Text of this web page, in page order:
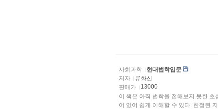
사회과학
현대법학입문
저자
류화신
판매가
13000
이 책은 아직 법학을 접해보지 못한 초심자들을 위
어 있어 쉽게 이해할 수 있다. 한정된 지면 내에서 법학의 기본적인 사항, 현대사회 특유의 법 현상